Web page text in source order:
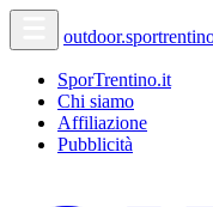
SporTrentino.it
Chi siamo
Affiliazione
Pubblicità